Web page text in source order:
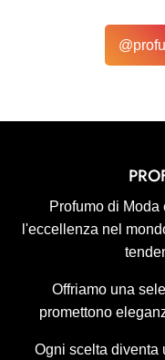
Profumo di
l'eccellenza nel
Offriamo una
promettono
Ogni scelta diventa